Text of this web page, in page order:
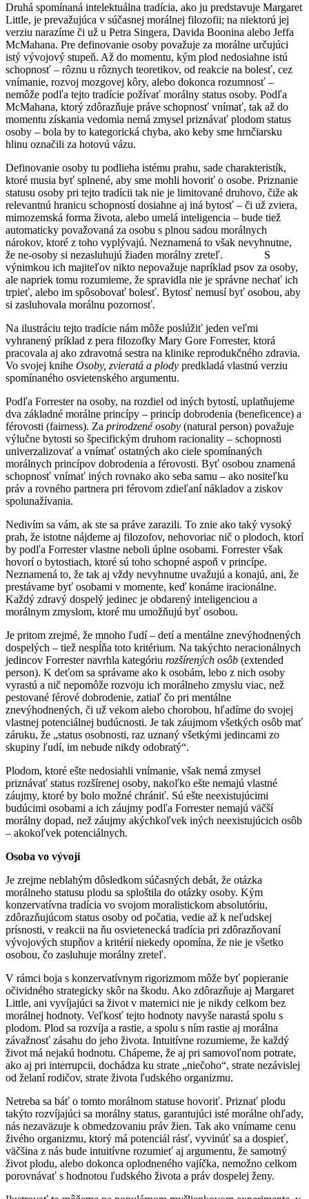
Druhá spomínaná intelektuálna tradícia, ako ju predstavuje Margaret
Little, je prevažujúca v súčasnej morálnej filozofii; na niektorú jej
verziu narazíme či už u Petra Singera, Davida Boonina alebo Jeffa
McMahana. Pre definovanie osoby považuje za morálne určujúci
istý vývojový stupeň. Až do momentu, kým plod nedosiahne istú
schopnosť – rôznu u rôznych teoretikov, od reakcie na bolesť, cez
vnímanie, rozvoj mozgovej kôry, alebo dokonca rozumnosť –
nemôže podľa tejto tradície požívať morálny status osoby. Podľa
McMahana, ktorý zdôrazňuje práve schopnosť vnímať, tak až do
momentu získania vedomia nemá zmysel priznávať plodom status
osoby – bola by to kategorická chyba, ako keby sme hrnčiarsku
hlinu označili za hotovú vázu.
Definovanie osoby tu podlieha istému prahu, sade charakteristík,
ktoré musia byť splnené, aby sme mohli hovoriť o osobe. Priznanie
statusu osoby pri tejto tradícii tak nie je limitované druhovo, čiže ak
relevantnú hranicu schopností dosiahne aj iná bytosť – či už zviera,
mimozemská forma života, alebo umelá inteligencia – bude tiež
automaticky považovaná za osobu s plnou sadou morálnych
nárokov, ktoré z toho vyplývajú. Neznamená to však nevyhnutne,
že ne-osoby si nezasluhujú žiaden morálny zreteľ. S
výnimkou ich majiteľov nikto nepovažuje napríklad psov za osoby,
ale napriek tomu rozumieme, že spravidla nie je správne nechať ich
trpieť, alebo im spôsobovať bolesť. Bytosť nemusí byť osobou, aby
si zasluhovala morálnu pozornosť.
Na ilustráciu tejto tradície nám môže poslúžiť jeden veľmi
vyhranený príklad z pera filozofky Mary Gore Forrester, ktorá
pracovala aj ako zdravotná sestra na klinike reprodukčného zdravia.
Vo svojej knihe Osoby, zvieratá a plody predkladá vlastnú verziu
spomínaného osvietenského argumentu.
Podľa Forrester na osoby, na rozdiel od iných bytostí, uplatňujeme
dva základné morálne princípy – princíp dobrodenia (beneficence) a
férovosti (fairness). Za prirodzené osoby (natural person) považuje
výlučne bytosti so špecifickým druhom racionality – schopnosti
univerzalizovať a vnímať ostatných ako ciele spomínaných
morálnych princípov dobrodenia a férovosti. Byť osobou znamená
schopnosť vnímať iných rovnako ako seba samu – ako nositeľku
práv a rovného partnera pri férovom zdieľaní nákladov a ziskov
spolunažívania.
Nedivím sa vám, ak ste sa práve zarazili. To znie ako taký vysoký
prah, že istotne nájdeme aj filozofov, nehovoriac nič o plodoch, ktorí
by podľa Forrester vlastne neboli úplne osobami. Forrester však
hovorí o bytostiach, ktoré sú toho schopné aspoň v princípe.
Neznamená to, že tak aj vždy nevyhnutne uvažujú a konajú, ani, že
prestávame byť osobami v momente, keď konáme iracionálne.
Každý zdravý dospelý jedinec je obdarený inteligenciou a
morálnym zmyslom, ktoré mu umožňujú byť osobou.
Je pritom zrejmé, že mnoho ľudí – detí a mentálne znevýhodnených
dospelých – tiež nespĺňa toto kritérium. Na takýchto neracionálnych
jedincov Forrester navrhla kategóriu rozšírených osôb (extended
person). K deťom sa správame ako k osobám, lebo z nich osoby
vyrastú a nič nepomôže rozvoju ich morálneho zmyslu viac, než
pestované férové dobrodenie, zatiaľ čo pri mentálne
znevýhodnených, či už vekom alebo chorobou, hľadíme do svojej
vlastnej potenciálnej budúcnosti. Je tak záujmom všetkých osôb mať
záruku, že „status osobnosti, raz uznaný všetkými jedincami zo
skupiny ľudí, im nebude nikdy odobratý“.
Plodom, ktoré ešte nedosiahli vnímanie, však nemá zmysel
priznávať status rozšírenej osoby, nakoľko ešte nemajú vlastné
záujmy, ktoré by bolo možné chrániť. Sú ešte neexistujúcimi
budúcimi osobami a ich záujmy podľa Forrester nemajú väčší
morálny dopad, než záujmy akýchkoľvek iných neexistujúcich osôb
– akokoľvek potenciálnych.
Osoba vo vývoji
Je zrejme neblahým dôsledkom súčasných debát, že otázka
morálneho statusu plodu sa sploštila do otázky osoby. Kým
konzervatívna tradícia vo svojom moralistickom absolutóriu,
zdôrazňujúcom status osoby od počatia, vedie až k neľudskej
prísnosti, v reakcii na ňu osvietenecká tradícia pri zdôrazňovaní
vývojových stupňov a kritérií niekedy opomína, že nie je všetko
osobou, čo zasluhuje morálny zreteľ.
V rámci boja s konzervatívnym rigorizmom môže byť popieranie
očividného strategicky skôr na škodu. Ako zdôrazňuje aj Margaret
Little, ani vyvíjajúci sa život v maternici nie je nikdy celkom bez
morálnej hodnoty. Veľkosť tejto hodnoty navyše narastá spolu s
plodom. Plod sa rozvíja a rastie, a spolu s ním rastie aj morálna
závažnosť zásahu do jeho života. Intuitívne rozumieme, že každý
život má nejakú hodnotu. Chápeme, že aj pri samovoľnom potrate,
ako aj pri interrupcii, dochádza ku strate „niečoho“, strate nezávislej
od želaní rodičov, strate života ľudského organizmu.
Netreba sa báť o tomto morálnom statuse hovoriť. Priznať plodu
takýto rozvíjajúci sa morálny status, garantujúci isté morálne ohľady,
nás nezaväzuje k obmedzovaniu práv žien. Tak ako vnímame cenu
živého organizmu, ktorý má potenciál rásť, vyvinúť sa a dospieť,
väčšina z nás bude intuitívne rozumieť aj argumentu, že samotný
život plodu, alebo dokonca oplodneného vajíčka, nemožno celkom
porovnávať s hodnotou ľudského života a práv dospelej ženy.